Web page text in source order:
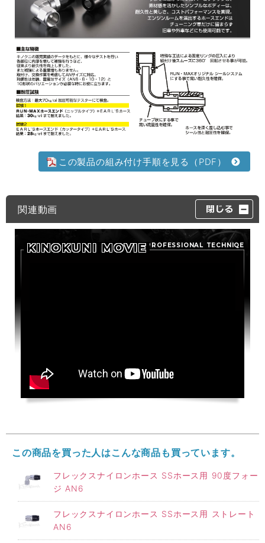
この製品の組み付け手順を見る（PDF）
関連動画
PROFESSIONAL TECHNIQE
KINOKUNI MOVIE
この商品を買った人はこんな商品も買っています。
フレックスナイロンホース SSホース用 90度フォー
ジ AN6
フレックスナイロンホース SSホース用 ストレート
AN6